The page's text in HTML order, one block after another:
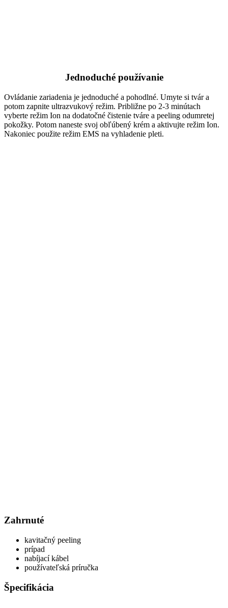
Jednoduché používanie
Ovládanie zariadenia je jednoduché a pohodlné. Umyte si tvár a
potom zapnite ultrazvukový režim. Približne po 2-3 minútach
vyberte režim Ion na dodatočné čistenie tváre a peeling odumretej
pokožky. Potom naneste svoj obľúbený krém a aktivujte režim Ion.
Nakoniec použite režim EMS na vyhladenie pleti.
Zahrnuté
kavitačný peeling
prípad
nabíjací kábel
používateľská príručka
Špecifikácia